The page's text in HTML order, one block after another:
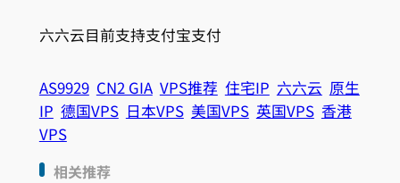
六六云目前支持支付宝支付
AS9929 CN2 GIA VPS推荐 住宅IP 六六云 原生
IP 德国VPS 日本VPS 美国VPS 英国VPS 香港
VPS
相关推荐